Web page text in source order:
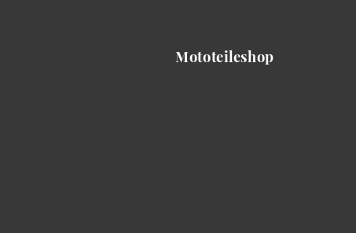
Mototeileshop